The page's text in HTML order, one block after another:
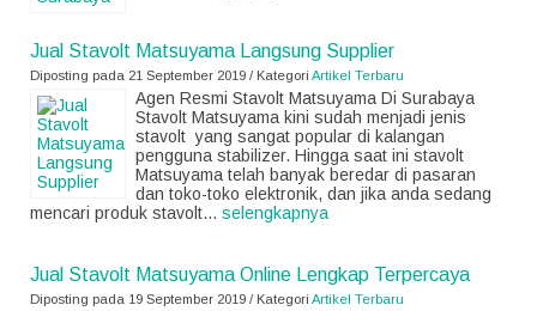
Jual Stavolt Matsuyama Langsung Supplier
Diposting pada 21 September 2019 / Kategori Artikel Terbaru
Agen Resmi Stavolt Matsuyama Di Surabaya
Stavolt Matsuyama kini sudah menjadi jenis
stavolt yang sangat popular di kalangan
pengguna stabilizer. Hingga saat ini stavolt
Matsuyama telah banyak beredar di pasaran
dan toko-toko elektronik, dan jika anda sedang
mencari produk stavolt... selengkapnya
Jual Stavolt Matsuyama Online Lengkap Terpercaya
Diposting pada 19 September 2019 / Kategori Artikel Terbaru